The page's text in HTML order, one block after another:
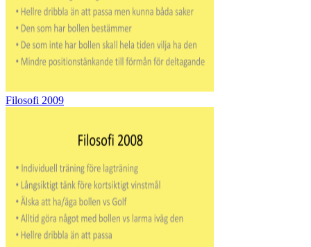
Filosofi 2009